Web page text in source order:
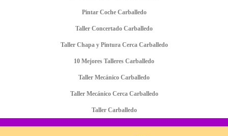
Pintar Coche Carballedo
Taller Concertado Carballedo
Taller Chapa y Pintura Cerca Carballedo
10 Mejores Talleres Carballedo
Taller Mecánico Carballedo
Taller Mecánico Cerca Carballedo
Taller Carballedo